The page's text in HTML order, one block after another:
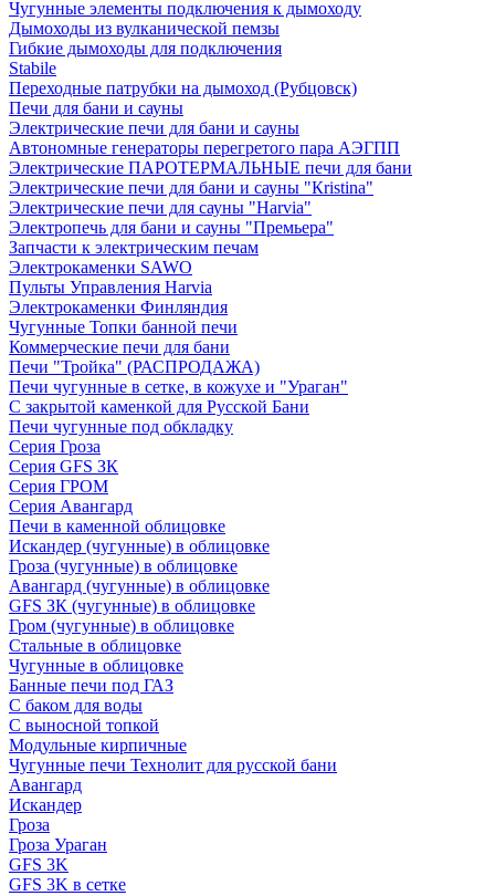
Чугунные элементы подключения к дымоходу
Дымоходы из вулканической пемзы
Гибкие дымоходы для подключения
Stabile
Переходные патрубки на дымоход (Рубцовск)
Печи для бани и сауны
Электрические печи для бани и сауны
Автономные генераторы перегретого пара АЭГПП
Электрические ПАРОТЕРМАЛЬНЫЕ печи для бани
Электрические печи для бани и сауны "Кristina"
Электрические печи для сауны "Harvia"
Электропечь для бани и сауны "Премьера"
Запчасти к электрическим печам
Электрокаменки SAWO
Пульты Управления Harvia
Электрокаменки Финляндия
Чугунные Топки банной печи
Коммерческие печи для бани
Печи "Тройка" (РАСПРОДАЖА)
Печи чугунные в сетке, в кожухе и "Ураган"
С закрытой каменкой для Русской Бани
Печи чугунные под обкладку
Серия Гроза
Серия GFS ЗК
Серия ГРОМ
Серия Авангард
Печи в каменной облицовке
Искандер (чугунные) в облицовке
Гроза (чугунные) в облицовке
Авангард (чугунные) в облицовке
GFS ЗК (чугунные) в облицовке
Гром (чугунные) в облицовке
Стальные в облицовке
Чугунные в облицовке
Банные печи под ГАЗ
С баком для воды
С выносной топкой
Модульные кирпичные
Чугунные печи Технолит для русской бани
Авангард
Искандер
Гроза
Гроза Ураган
GFS 3K
GFS 3K в сетке